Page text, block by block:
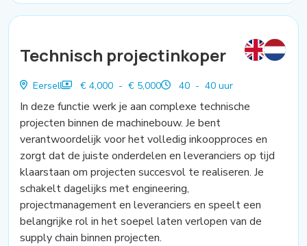
Technisch projectinkoper
Eersel € 4,000 - € 5,000 40 - 40 uur
In deze functie werk je aan complexe technische
projecten binnen de machinebouw. Je bent
verantwoordelijk voor het volledig inkoopproces en
zorgt dat de juiste onderdelen en leveranciers op tijd
klaarstaan om projecten succesvol te realiseren. Je
schakelt dagelijks met engineering,
projectmanagement en leveranciers en speelt een
belangrijke rol in het soepel laten verlopen van de
supply chain binnen projecten.